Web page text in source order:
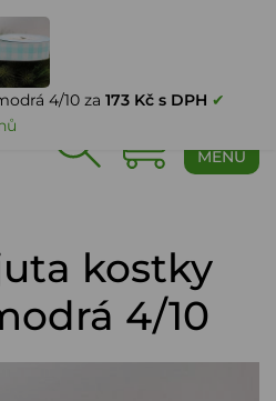
MENU
kostky
4/10
4/10 za 173 Kč s DPH ✔